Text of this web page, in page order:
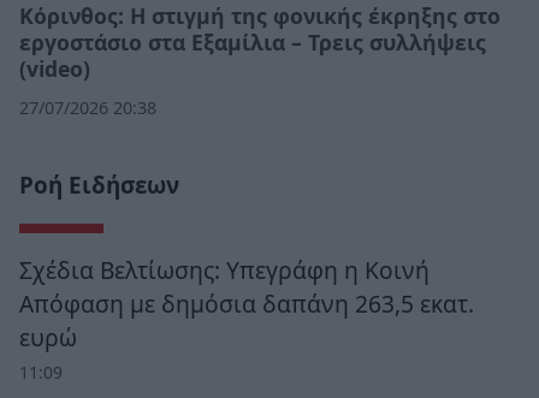
Κόρινθος: Η στιγμή της φονικής έκρηξης στο
εργοστάσιο στα Εξαμίλια – Τρεις συλλήψεις
(video)
27/07/2026 20:38
Ροή Ειδήσεων
Σχέδια Βελτίωσης: Υπεγράφη η Κοινή
Απόφαση με δημόσια δαπάνη 263,5 εκατ.
ευρώ
11:09